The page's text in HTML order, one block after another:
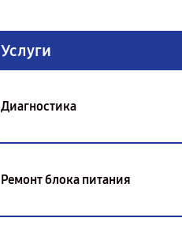
Услуги
Диагностика
Ремонт блока питания